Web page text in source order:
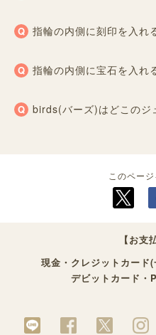
指輪の内側に刻印を入れ
指輪の内側に宝石を入れ
birds(バーズ)はどこのジ
このペー
【お支
現金・クレジットカード
デビットカード・